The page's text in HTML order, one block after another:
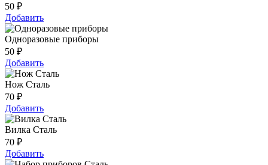
50 ₽
Добавить
Одноразовые приборы
50 ₽
Добавить
Нож Сталь
70 ₽
Добавить
Вилка Сталь
70 ₽
Добавить